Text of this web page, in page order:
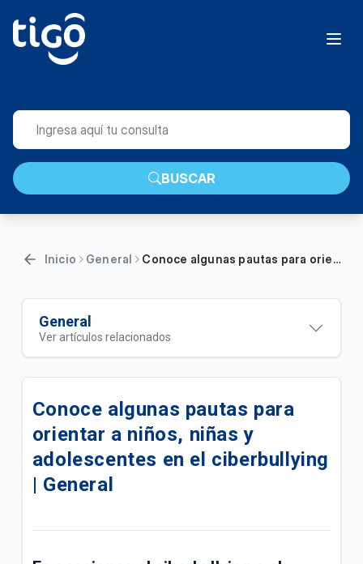
BUSCAR
Inicio General Conoce algunas pautas para orientar a niños, niñas y adolescentes en el ciberbullying | General
General
Ver artículos relacionados
Compra tu celular 5G en cuotas | Móvil
¿Cómo pagar tus facturas de servicios fijos y
móviles con QR de Bre-b en Mi Tigo? | General
Confirmación de tu visita Tigo por Emtelco | Hogar
Conoce algunas pautas para
orientar a niños, niñas y
adolescentes en el ciberbullying
| General